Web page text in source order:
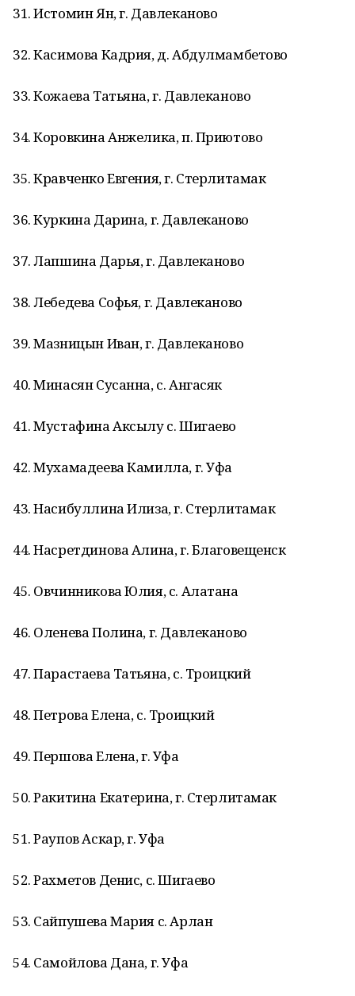
31. Истомин Ян, г. Давлеканово
32. Касимова Кадрия, д. Абдулмамбетово
33. Кожаева Татьяна, г. Давлеканово
34. Коровкина Анжелика, п. Приютово
35. Кравченко Евгения, г. Стерлитамак
36. Куркина Дарина, г. Давлеканово
37. Лапшина Дарья, г. Давлеканово
38. Лебедева Софья, г. Давлеканово
39. Мазницын Иван, г. Давлеканово
40. Минасян Сусанна, с. Ангасяк
41. Мустафина Аксылу с. Шигаево
42. Мухамадеева Камилла, г. Уфа
43. Насибуллина Илиза, г. Стерлитамак
44. Насретдинова Алина, г. Благовещенск
45. Овчинникова Юлия, с. Алатана
46. Оленева Полина, г. Давлеканово
47. Парастаева Татьяна, с. Троицкий
48. Петрова Елена, с. Троицкий
49. Першова Елена, г. Уфа
50. Ракитина Екатерина, г. Стерлитамак
51. Раупов Аскар, г. Уфа
52. Рахметов Денис, с. Шигаево
53. Сайпушева Мария с. Арлан
54. Самойлова Дана, г. Уфа